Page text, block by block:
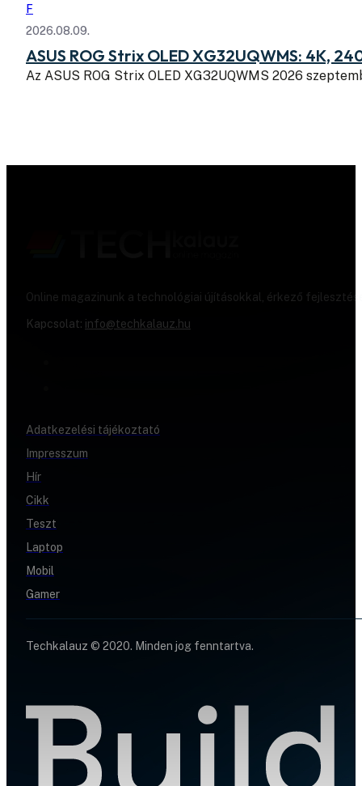
F
2026.08.09.
ASUS ROG Strix OLED XG32UQWMS: 4K,
Az ASUS ROG Strix OLED XG32UQWMS 2026
Online magazinunk a technológiai újításokkal, érkező
Kapcsolat: info@techkalauz.hu
Adatkezelési tájékoztató
Impresszum
Hír
Cikk
Teszt
Laptop
Mobil
Gamer
Techkalauz © 2020. Minden jog fenntartva.